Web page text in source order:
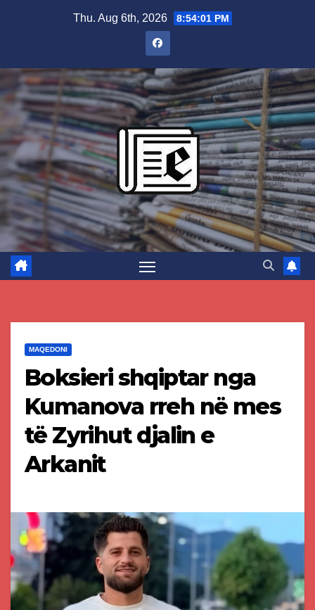
Thu. Aug 6th, 2026 8:54:02 PM
MAQEDONI
Boksieri shqiptar nga
Kumanova rreh në mes
të Zyrihut djalin e
Arkanit